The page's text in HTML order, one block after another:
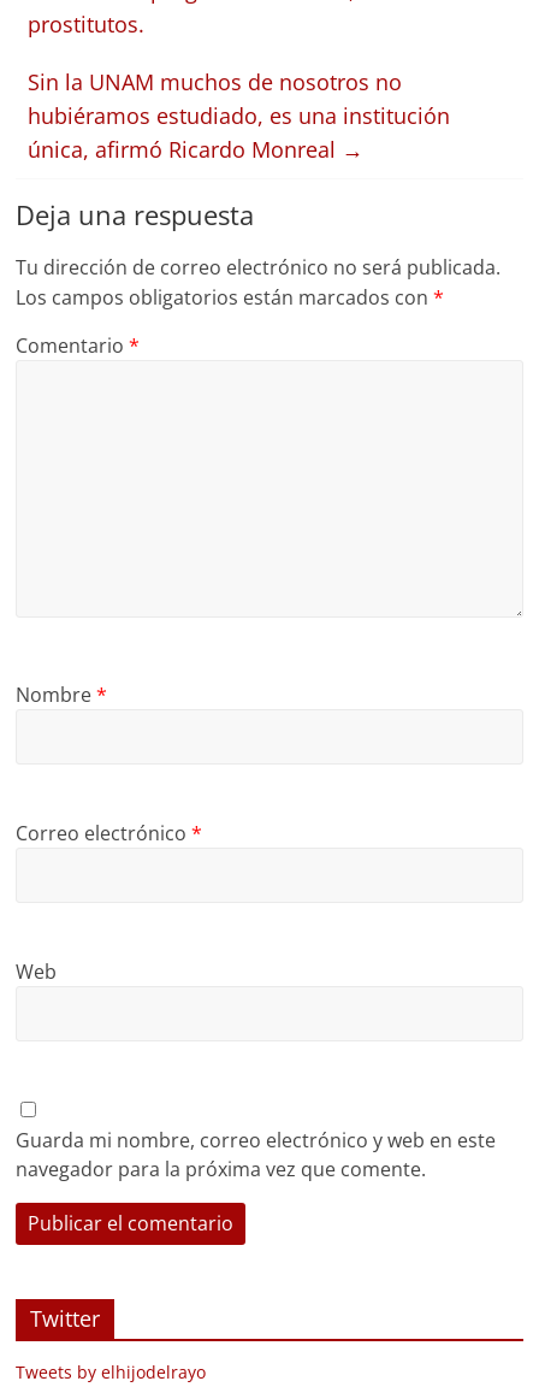
prostitutos.
Sin la UNAM muchos de nosotros no
hubiéramos estudiado, es una institución
única, afirmó Ricardo Monreal →
Deja una respuesta
Tu dirección de correo electrónico no será publicada.
Los campos obligatorios están marcados con*
Comentario*
Nombre*
Correo electrónico*
Web
Guarda mi nombre, correo electrónico y web en este
navegador para la próxima vez que comente.
Twitter
Tweets by elhijodelrayo